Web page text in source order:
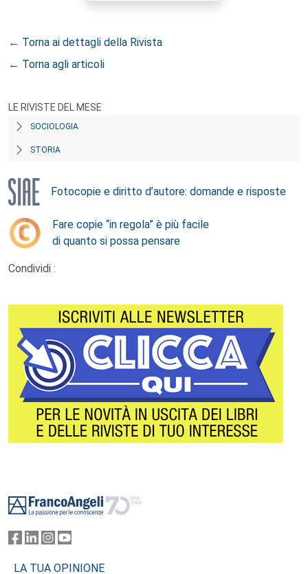
← Torna ai dettagli della Rivista
← Torna agli articoli
LE RIVISTE DEL MESE
SOCIOLOGIA
STORIA
Fotocopie e diritto d’autore: domande e risposte
Fare copie “in regola” è più facile
di quanto si possa pensare
Condividi :
LA TUA OPINIONE